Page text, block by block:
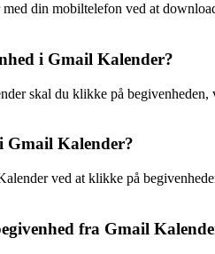
din mobiltelefon ved at
i Gmail Kalender?
skal du klikke på
Gmail Kalender?
ved at klikke på
fra Gmail